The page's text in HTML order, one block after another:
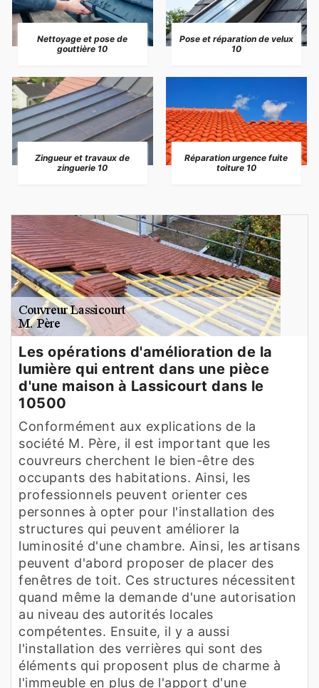
Nettoyage et pose de
gouttière 10
Pose et réparation de velux
10
Zingueur et travaux de
zinguerie 10
Réparation urgence fuite
toiture 10
Les opérations d'amélioration de la
lumière qui entrent dans une pièce
d'une maison à Lassicourt dans le
10500
Conformément aux explications de la
société M. Père, il est important que les
couvreurs cherchent le bien-être des
occupants des habitations. Ainsi, les
professionnels peuvent orienter ces
personnes à opter pour l'installation des
structures qui peuvent améliorer la
luminosité d'une chambre. Ainsi, les artisans
peuvent d'abord proposer de placer des
fenêtres de toit. Ces structures nécessitent
quand même la demande d'une autorisation
au niveau des autorités locales
compétentes. Ensuite, il y a aussi
l'installation des verrières qui sont des
éléments qui proposent plus de charme à
l'immeuble en plus de l'apport d'une